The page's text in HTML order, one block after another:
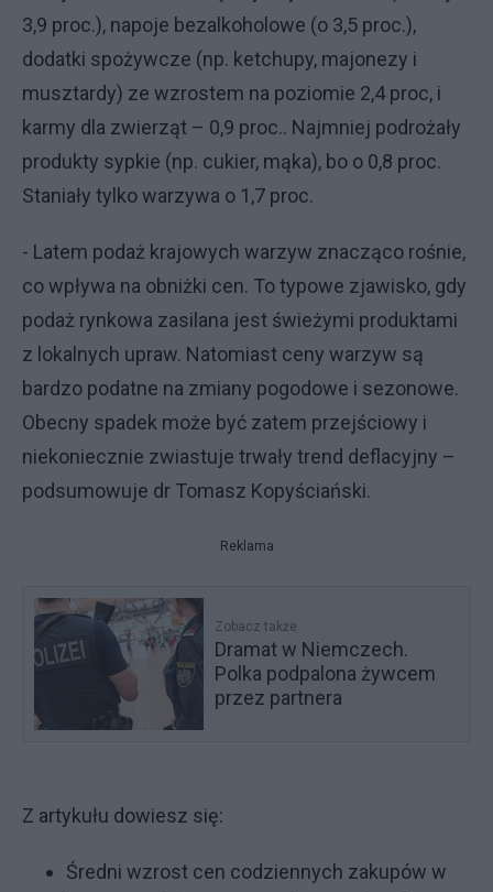
3,9 proc.), napoje bezalkoholowe (o 3,5 proc.),
dodatki spożywcze (np. ketchupy, majonezy i
musztardy) ze wzrostem na poziomie 2,4 proc, i
karmy dla zwierząt – 0,9 proc.. Najmniej podrożały
produkty sypkie (np. cukier, mąka), bo o 0,8 proc.
Staniały tylko warzywa o 1,7 proc.
- Latem podaż krajowych warzyw znacząco rośnie,
co wpływa na obniżki cen. To typowe zjawisko, gdy
podaż rynkowa zasilana jest świeżymi produktami
z lokalnych upraw. Natomiast ceny warzyw są
bardzo podatne na zmiany pogodowe i sezonowe.
Obecny spadek może być zatem przejściowy i
niekoniecznie zwiastuje trwały trend deflacyjny –
podsumowuje dr Tomasz Kopyściański.
Reklama
Zobacz także
Dramat w Niemczech.
Polka podpalona żywcem
przez partnera
Z artykułu dowiesz się:
Średni wzrost cen codziennych zakupów w